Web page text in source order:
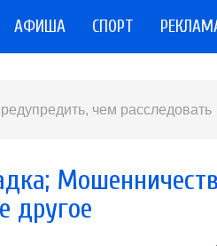
АФИША СПОРТ
чем расследовать
другое